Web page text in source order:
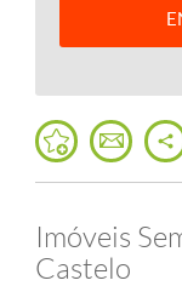
Imóveis
Castelo